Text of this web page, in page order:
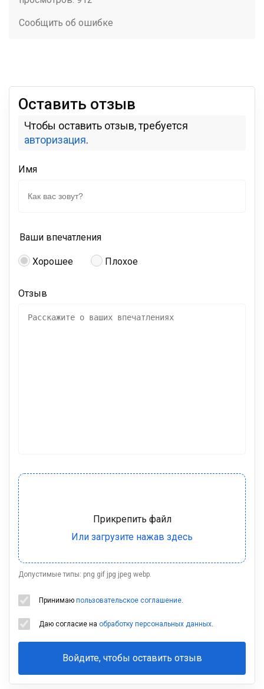
Сообщить об ошибке
Оставить отзыв
Чтобы оставить отзыв, требуется
авторизация.
Имя
Ваши впечатления
Хорошее Плохое
Отзыв
Допустимые типы: png gif jpg jpeg webp.
Принимаю пользовательское соглашение.
Даю согласие на обработку персональных данных.
Войдите, чтобы оставить отзыв
Ваша